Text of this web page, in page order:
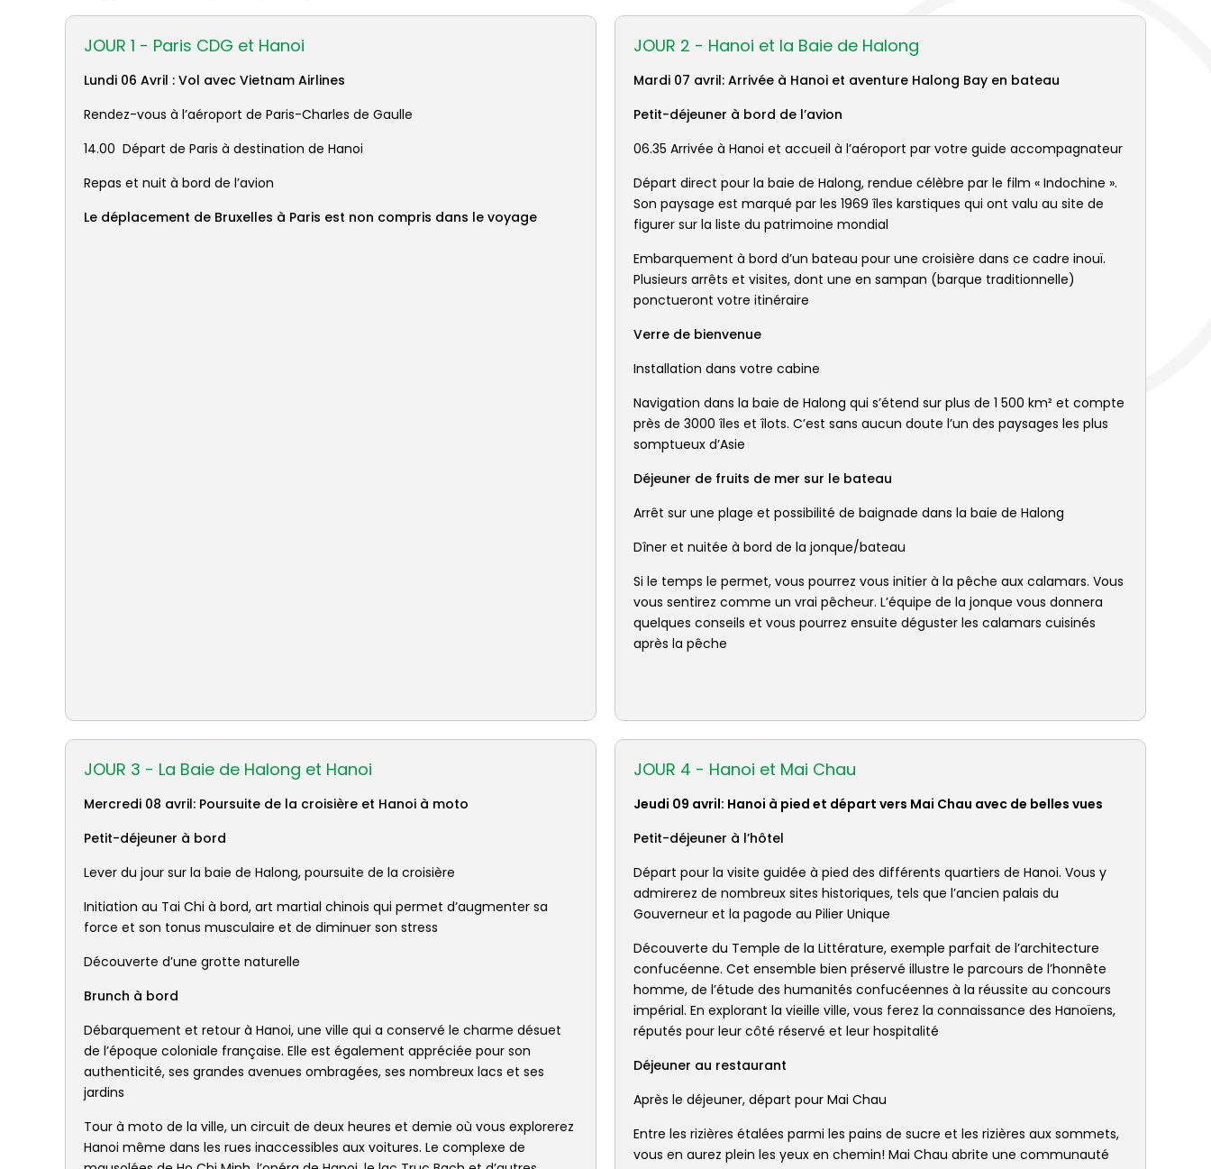
JOUR 1 - Paris CDG et Hanoi
Lundi 06 Avril : Vol avec Vietnam Airlines
Rendez-vous à l’aéroport de Paris-Charles de Gaulle
14.00 Départ de Paris à destination de Hanoi
Repas et nuit à bord de l’avion
Le déplacement de Bruxelles à Paris est non compris dans le voyage
JOUR 2 - Hanoi et la Baie de Halong
Mardi 07 avril: Arrivée à Hanoi et aventure Halong Bay en bateau
Petit-déjeuner à bord de l’avion
06.35 Arrivée à Hanoi et accueil à l’aéroport par votre guide accompagnateur
Départ direct pour la baie de Halong, rendue célèbre par le film « Indochine ».
Son paysage est marqué par les 1969 îles karstiques qui ont valu au site de
figurer sur la liste du patrimoine mondial
Embarquement à bord d’un bateau pour une croisière dans ce cadre inouï.
Plusieurs arrêts et visites, dont une en sampan (barque traditionnelle)
ponctueront votre itinéraire
Verre de bienvenue
Installation dans votre cabine
Navigation dans la baie de Halong qui s’étend sur plus de 1 500 km² et compte
près de 3000 îles et îlots. C’est sans aucun doute l’un des paysages les plus
somptueux d’Asie
Déjeuner de fruits de mer sur le bateau
Arrêt sur une plage et possibilité de baignade dans la baie de Halong
Dîner et nuitée à bord de la jonque/bateau
Si le temps le permet, vous pourrez vous initier à la pêche aux calamars. Vous
vous sentirez comme un vrai pêcheur. L’équipe de la jonque vous donnera
quelques conseils et vous pourrez ensuite déguster les calamars cuisinés
après la pêche
JOUR 3 - La Baie de Halong et Hanoi
Mercredi 08 avril: Poursuite de la croisière et Hanoi à moto
Petit-déjeuner à bord
Lever du jour sur la baie de Halong, poursuite de la croisière
Initiation au Tai Chi à bord, art martial chinois qui permet d’augmenter sa
force et son tonus musculaire et de diminuer son stress
Découverte d’une grotte naturelle
Brunch à bord
Débarquement et retour à Hanoi, une ville qui a conservé le charme désuet
de l’époque coloniale française. Elle est également appréciée pour son
authenticité, ses grandes avenues ombragées, ses nombreux lacs et ses
jardins
Tour à moto de la ville, un circuit de deux heures et demie où vous explorerez
Hanoi même dans les rues inaccessibles aux voitures. Le complexe de
JOUR 4 - Hanoi et Mai Chau
Jeudi 09 avril: Hanoi à pied et départ vers Mai Chau avec de belles vues
Petit-déjeuner à l’hôtel
Départ pour la visite guidée à pied des différents quartiers de Hanoi. Vous y
admirerez de nombreux sites historiques, tels que l’ancien palais du
Gouverneur et la pagode au Pilier Unique
Découverte du Temple de la Littérature, exemple parfait de l’architecture
confucéenne. Cet ensemble bien préservé illustre le parcours de l’honnête
homme, de l’étude des humanités confucéennes à la réussite au concours
impérial. En explorant la vieille ville, vous ferez la connaissance des Hanoïens,
réputés pour leur côté réservé et leur hospitalité
Déjeuner au restaurant
Après le déjeuner, départ pour Mai Chau
Entre les rizières étalées parmi les pains de sucre et les rizières aux sommets,
vous en aurez plein les yeux en chemin! Mai Chau abrite une communauté